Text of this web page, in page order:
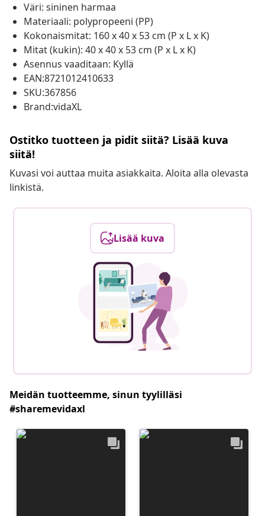
Väri: sininen harmaa
Materiaali: polypropeeni (PP)
Kokonaismitat: 160 x 40 x 53 cm (P x L x K)
Mitat (kukin): 40 x 40 x 53 cm (P x L x K)
Asennus vaaditaan: Kyllä
EAN:8721012410633
SKU:367856
Brand:vidaXL
Ostitko tuotteen ja pidit siitä? Lisää kuva
siitä!
Kuvasi voi auttaa muita asiakkaita. Aloita alla olevasta
linkistä.
Lisää kuva
Meidän tuotteemme, sinun tyylilläsi
#sharemevidaxl